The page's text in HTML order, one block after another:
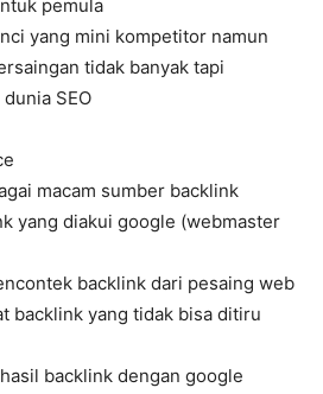
pemula
yang mini kompetitor namun
tidak banyak tapi
SEO
macam sumber backlink
yang diakui google (webmaster
backlink dari pesaing web
backlink yang tidak bisa ditiru
backlink dengan google